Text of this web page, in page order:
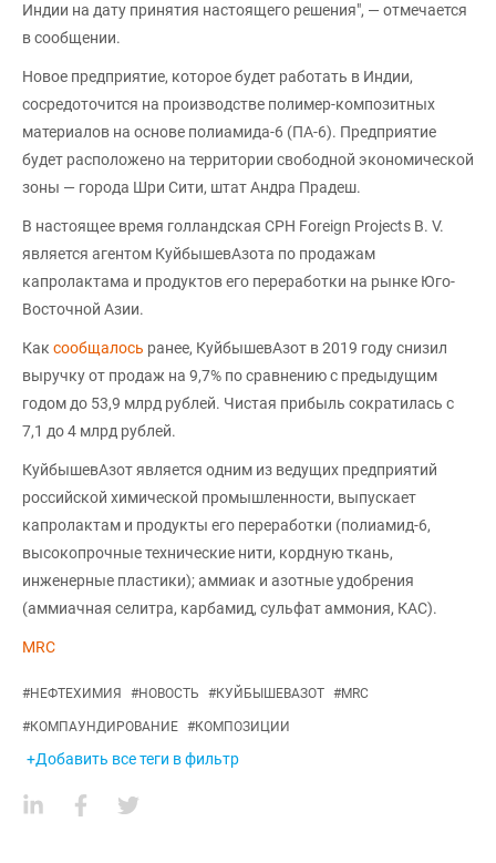
Индии на дату принятия настоящего решения", — отмечается
в сообщении.
Новое предприятие, которое будет работать в Индии,
сосредоточится на производстве полимер-композитных
материалов на основе полиамида-6 (ПА-6). Предприятие
будет расположено на территории свободной экономической
зоны — города Шри Сити, штат Андра Прадеш.
В настоящее время голландская CPH Foreign Projects B. V.
является агентом КуйбышевАзота по продажам
капролактама и продуктов его переработки на рынке Юго-
Восточной Азии.
Как сообщалось ранее, КуйбышевАзот в 2019 году снизил
выручку от продаж на 9,7% по сравнению с предыдущим
годом до 53,9 млрд рублей. Чистая прибыль сократилась с
7,1 до 4 млрд рублей.
КуйбышевАзот является одним из ведущих предприятий
российской химической промышленности, выпускает
капролактам и продукты его переработки (полиамид-6,
высокопрочные технические нити, кордную ткань,
инженерные пластики); аммиак и азотные удобрения
(аммиачная селитра, карбамид, сульфат аммония, КАС).
MRC
#НЕФТЕХИМИЯ #НОВОСТЬ #КУЙБЫШЕВАЗОТ #MRC
#КОМПАУНДИРОВАНИЕ #КОМПОЗИЦИИ
+Добавить все теги в фильтр